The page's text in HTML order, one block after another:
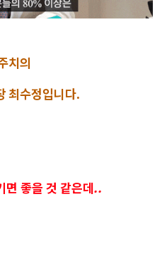
치의
최수정입니다.
면 좋을 것 같은데..